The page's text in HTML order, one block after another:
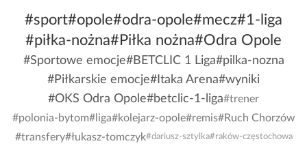
#sport#opole#odra-opole#mecz#1-liga
#piłka-nożna#Piłka nożna#Odra Opole
#Sportowe emocje#BETCLIC 1 Liga#pilka-nozna
#Piłkarskie emocje#Itaka Arena#wyniki
#OKS Odra Opole#betclic-1-liga#trener
#polonia-bytom#liga#kolejarz-opole#remis#Ruch Chorzów
#transfery#łukasz-tomczyk#dariusz-sztylka#raków-częstochowa